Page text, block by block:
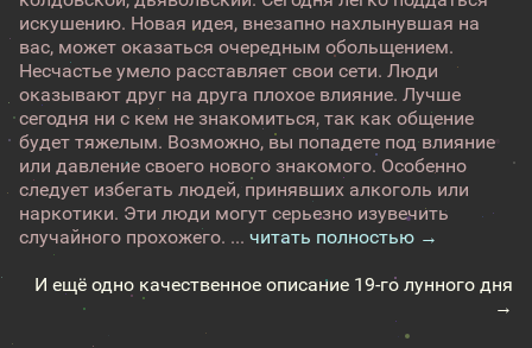
искушению. Новая идея, внезапно нахлынувшая на
вас, может оказаться очередным обольщением.
Несчастье умело расставляет свои сети. Люди
оказывают друг на друга плохое влияние. Лучше
сегодня ни с кем не знакомиться, так как общение
будет тяжелым. Возможно, вы попадете под влияние
или давление своего нового знакомого. Особенно
следует избегать людей, принявших алкоголь или
наркотики. Эти люди могут серьезно изувечить
случайного прохожего. ... читать полностью →
И ещё одно качественное описание 19-го лунного дня
→